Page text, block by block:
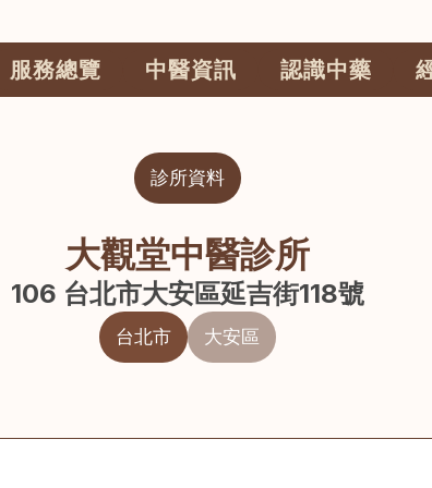
服務總覽 中醫資訊 認識中藥
診所資料
大觀堂中醫診所
106 台北市大安區延吉街118號
台北市 大安區